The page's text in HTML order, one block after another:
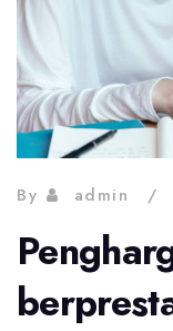
By admin